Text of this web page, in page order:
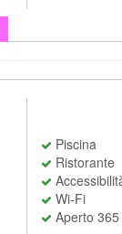
Piscina
Ristorante
Wi-Fi
Aperto 365